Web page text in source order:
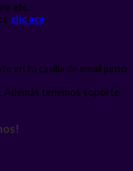
etc.
clic acá
en tu casilla de email junto
Además tenemos soporte